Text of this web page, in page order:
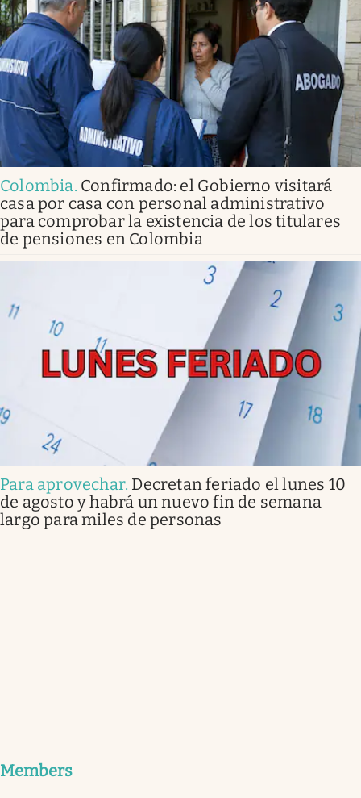
Colombia. Confirmado: el Gobierno visitará
casa por casa con personal administrativo
para comprobar la existencia de los titulares
de pensiones en Colombia
Para aprovechar. Decretan feriado el lunes 10
de agosto y habrá un nuevo fin de semana
largo para miles de personas
Members